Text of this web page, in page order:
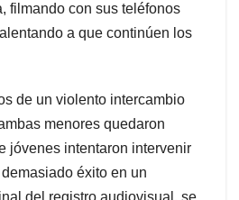
filmando con sus teléfonos
a que continúen los
de un violento intercambio
menores quedaron
jóvenes intentaron intervenir
éxito en un